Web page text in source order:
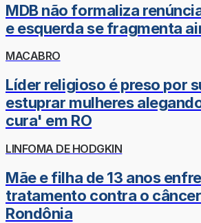
MDB não formaliza
e esquerda se fragmenta
MACABRO
Líder religioso é preso por
estuprar mulheres
cura' em RO
LINFOMA DE HODGKIN
Mãe e filha de 13 anos
tratamento contra o
Rondônia